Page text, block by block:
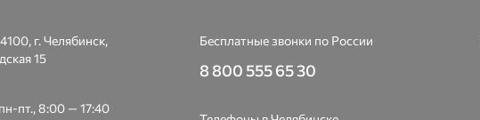
г. Челябинск,
15
пт., 8:00 — 17:40
Бесплатные звонки по России
8 800 555 65 30